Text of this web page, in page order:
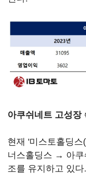
아쿠쉬네트 고성장
현재 '미스토홀딩스
너스홀딩스 → 아쿠
조를 유지하고 있